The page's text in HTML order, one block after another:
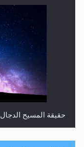
حقيقة المسيح الدجال